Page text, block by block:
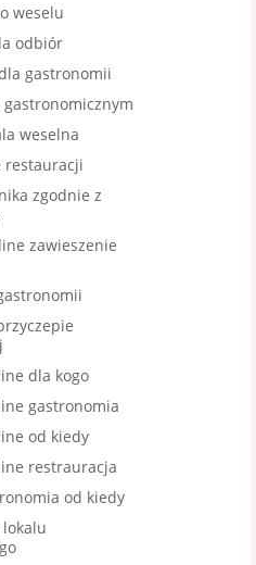
weselu
odbiór
gastronomii
weselna
restauracji
zgodnie z
zawieszenie
dla kogo
gastronomia
od kiedy
restrauracja
od kiedy